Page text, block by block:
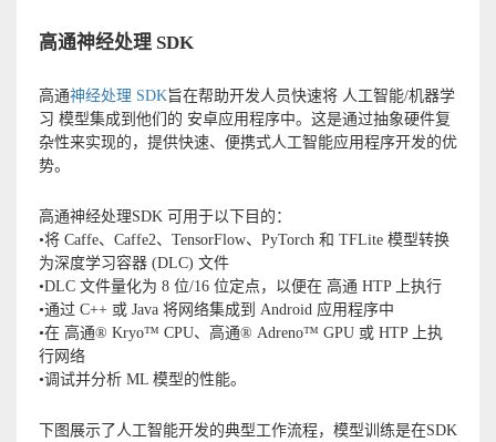
高通神经处理 SDK
高通神经处理 SDK旨在帮助开发人员快速将 人工智能/机器学
习 模型集成到他们的 安卓应用程序中。这是通过抽象硬件复
杂性来实现的，提供快速、便携式人工智能应用程序开发的优
势。
高通神经处理SDK 可用于以下目的：
•将 Caffe、Caffe2、TensorFlow、PyTorch 和 TFLite 模型转换
为深度学习容器 (DLC) 文件
•DLC 文件量化为 8 位/16 位定点，以便在 高通 HTP 上执行
•通过 C++ 或 Java 将网络集成到 Android 应用程序中
•在 高通® Kryo™ CPU、高通® Adreno™ GPU 或 HTP 上执
行网络
•调试并分析 ML 模型的性能。
下图展示了人工智能开发的典型工作流程，模型训练是在SDK